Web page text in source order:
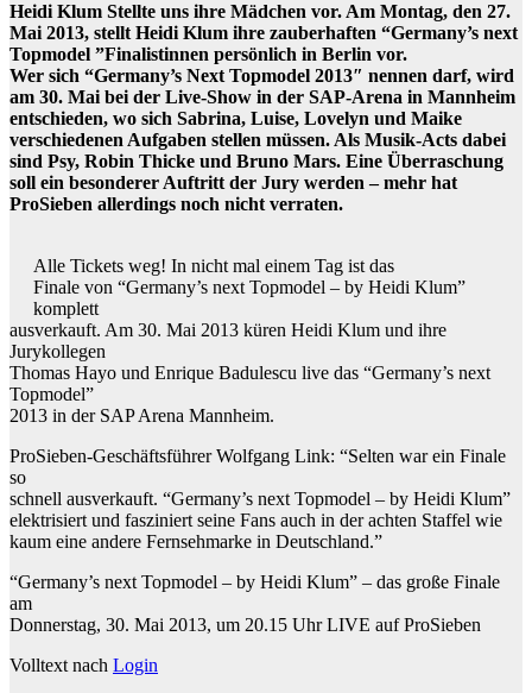
Heidi Klum Stellte uns ihre Mädchen vor. Am Montag, den 27.
Mai 2013, stellt Heidi Klum ihre zauberhaften “Germany’s next
Topmodel ”Finalistinnen persönlich in Berlin vor.
Wer sich “Germany’s Next Topmodel 2013″ nennen darf, wird
am 30. Mai bei der Live-Show in der SAP-Arena in Mannheim
entschieden, wo sich Sabrina, Luise, Lovelyn und Maike
verschiedenen Aufgaben stellen müssen. Als Musik-Acts dabei
sind Psy, Robin Thicke und Bruno Mars. Eine Überraschung
soll ein besonderer Auftritt der Jury werden – mehr hat
ProSieben allerdings noch nicht verraten.
Alle Tickets weg! In nicht mal einem Tag ist das
Finale von “Germany’s next Topmodel – by Heidi Klum”
komplett
ausverkauft. Am 30. Mai 2013 küren Heidi Klum und ihre
Jurykollegen
Thomas Hayo und Enrique Badulescu live das “Germany’s next
Topmodel”
2013 in der SAP Arena Mannheim.
ProSieben-Geschäftsführer Wolfgang Link: “Selten war ein Finale
so
schnell ausverkauft. “Germany’s next Topmodel – by Heidi Klum”
elektrisiert und fasziniert seine Fans auch in der achten Staffel wie
kaum eine andere Fernsehmarke in Deutschland.”
“Germany’s next Topmodel – by Heidi Klum” – das große Finale
am
Donnerstag, 30. Mai 2013, um 20.15 Uhr LIVE auf ProSieben
Volltext nach Login